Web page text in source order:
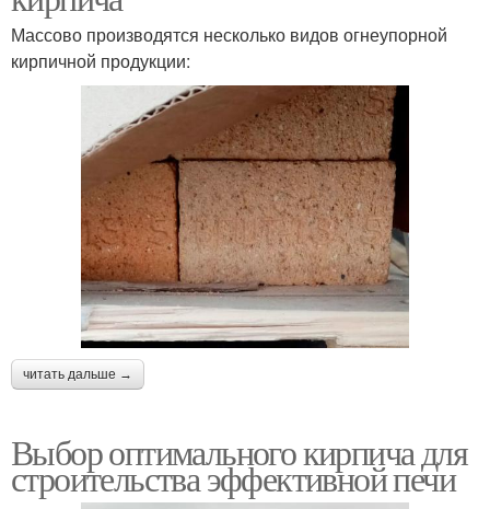
Массово производятся несколько видов огнеупорной
кирпичной продукции:
читать дальше →
Выбор оптимального кирпича для
строительства эффективной печи